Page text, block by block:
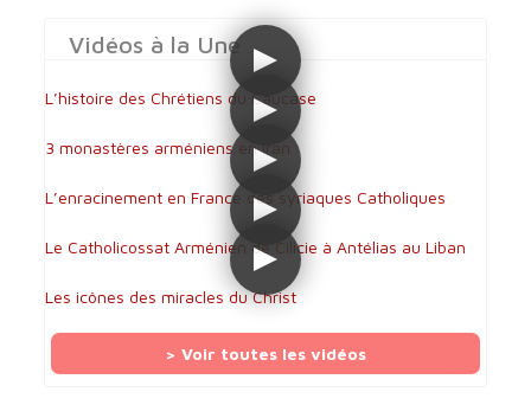
Vidéos à la Une
L’histoire des Chrétiens du Caucase
3 monastères arméniens en Iran
L’enracinement en France des syriaques Catholiques
Le Catholicossat Arménien de Cilicie à Antélias au Liban
Les icônes des miracles du Christ
> Voir toutes les vidéos